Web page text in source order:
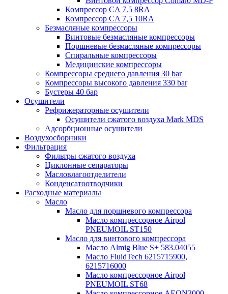
Компрессор CA 7.5 8RA
Компрессор CA 7,5 10RA
Безмасляные компрессоры
Винтовые безмасляные компрессоры
Поршневые безмасляные компрессоры
Спиральные компрессоры
Медицинские компрессоры
Компрессоры среднего давления 30 bar
Компрессоры высокого давления 330 bar
Бустеры 40 бар
Осушители
Рефрижераторные осушители
Осушители сжатого воздуха Mark MDS
Адсорбционные осушители
Воздухосборники
Фильтрация
Фильтры сжатого воздуха
Циклонные сепараторы
Масловлагоотделители
Конденсатоотводчики
Расходные материалы
Масло
Масло для поршневого компрессора
Масло компрессорное Airpol
PNEUMOIL ST150
Масло для винтового компрессора
Масло Almig Blue S+ 583.04055
Масло FluidTech 6215715900,
6215716000
Масло компрессорное Airpol
PNEUMOIL ST68